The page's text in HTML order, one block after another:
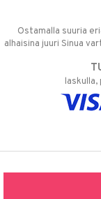
Ostamalla suuria
alhaisina juuri Sinua